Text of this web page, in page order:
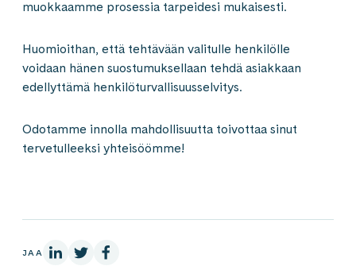
muokkaamme prosessia tarpeidesi mukaisesti.
Huomioithan, että tehtävään valitulle henkilölle
voidaan hänen suostumuksellaan tehdä asiakkaan
edellyttämä henkilöturvallisuusselvitys.
Odotamme innolla mahdollisuutta toivottaa sinut
tervetulleeksi yhteisöömme!
JAA LinkedInissä
X:ssäFacebookissa